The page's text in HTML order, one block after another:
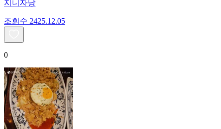
지니자낭
조회수 2425.12.05
0